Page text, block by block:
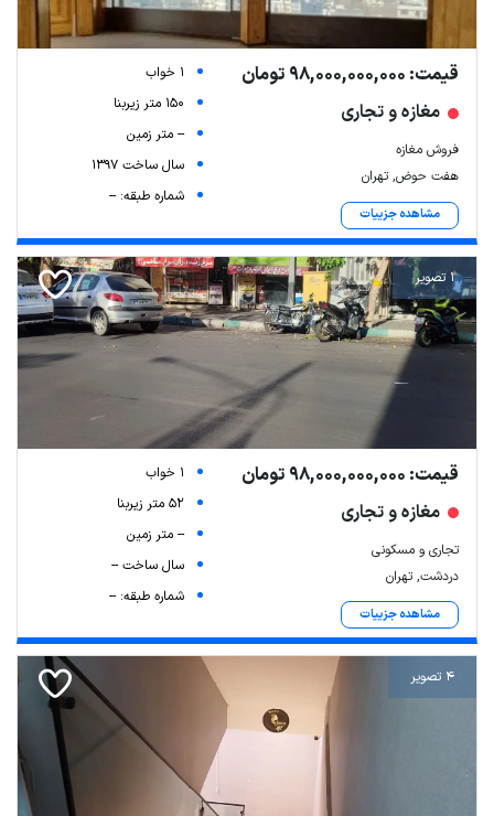
Leaflet| Map data ©ariamarz.com
قیمت: 98,000,000,000 تومان
مغازه و تجاری
فروش مغازه
هفت حوض, تهران
مشاهده جزییات
1 خواب
150 متر زیربنا
-- متر زمین
سال ساخت 1397
شماره طبقه: --
1 تصویر
قیمت: 98,000,000,000 تومان
مغازه و تجاری
تجاری و مسکونی
دردشت, تهران
مشاهده جزییات
1 خواب
52 متر زیربنا
-- متر زمین
سال ساخت --
شماره طبقه: --
4 تصویر